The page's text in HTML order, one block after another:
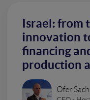
Israel: from
innovation
financing
production
Ofer